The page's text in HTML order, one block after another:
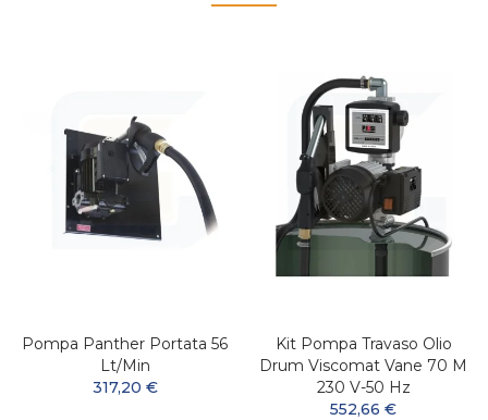
Pompa Panther Portata 56
Lt/min
317,20 €
Kit Pompa Travaso Olio
Drum Viscomat Vane 70 M
230 V-50 Hz
552,66 €